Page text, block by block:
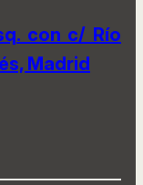
con c/ Río
Madrid